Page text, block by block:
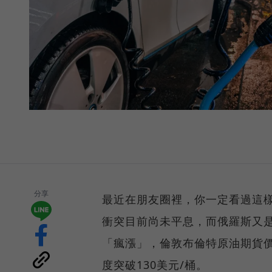
分享
最近在朋友圈裡，你一定看過這
衝突目前尚未平息，而俄羅斯又
「瘋漲」，倫敦布倫特原油期
度突破130美元/桶。